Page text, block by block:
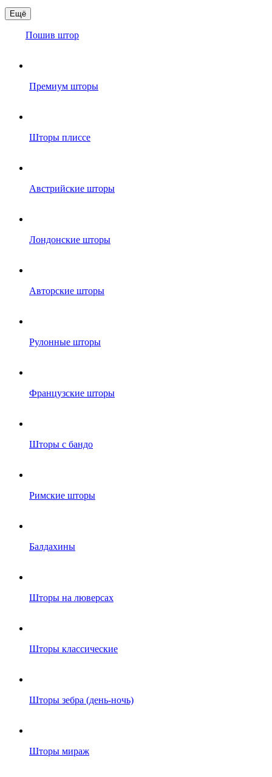
Ещё
Пошив штор
Премиум шторы
Шторы плиссе
Австрийские шторы
Лондонские шторы
Авторские шторы
Рулонные шторы
Французские шторы
Шторы с бандо
Римские шторы
Балдахины
Шторы на люверсах
Шторы классические
Шторы зебра (день-ночь)
Шторы мираж